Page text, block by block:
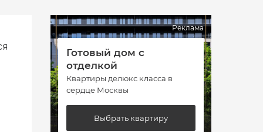
Реклама
Готовый дом с
отделкой
Квартиры делюкс класса в
сердце Москвы
Выбрать квартиру